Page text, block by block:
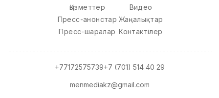
Қызметтер
Пресс-анонстар
Пресс-шаралар
Видео
Жаңалықтар
Контактілер
menmediakz@gmail.com
+77172575739+7 (701) 514 40 29